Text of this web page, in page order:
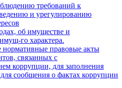
требований к
и урегулированию
об имуществе и
го характера.
нормативные правовые акты
связанных с
коррупции, для заполнения
сообщения о фактах коррупции